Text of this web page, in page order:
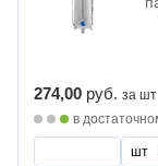
274,00 руб. за шт
в